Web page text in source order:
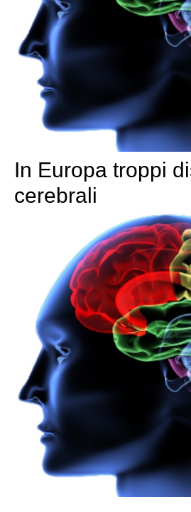
In Europa troppi
cerebrali